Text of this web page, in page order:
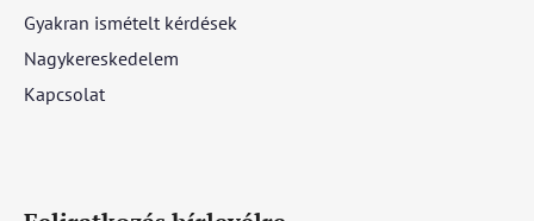
Gyakran ismételt kérdések
Nagykereskedelem
Kapcsolat